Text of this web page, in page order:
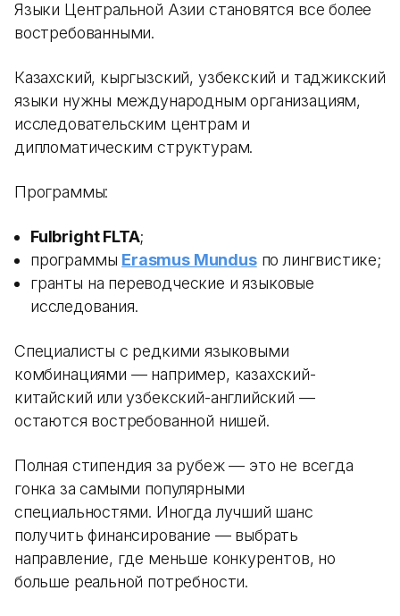
Языки Центральной Азии становятся все более
востребованными.
Казахский, кыргызский, узбекский и таджикский
языки нужны международным организациям,
исследовательским центрам и
дипломатическим структурам.
Программы:
Fulbright FLTA;
программы Erasmus Mundusпо лингвистике;
гранты на переводческие и языковые
исследования.
Специалисты с редкими языковыми
комбинациями — например, казахский-
китайский или узбекский-английский —
остаются востребованной нишей.
Полная стипендия за рубеж — это не всегда
гонка за самыми популярными
специальностями. Иногда лучший шанс
получить финансирование — выбрать
направление, где меньше конкурентов, но
больше реальной потребности.